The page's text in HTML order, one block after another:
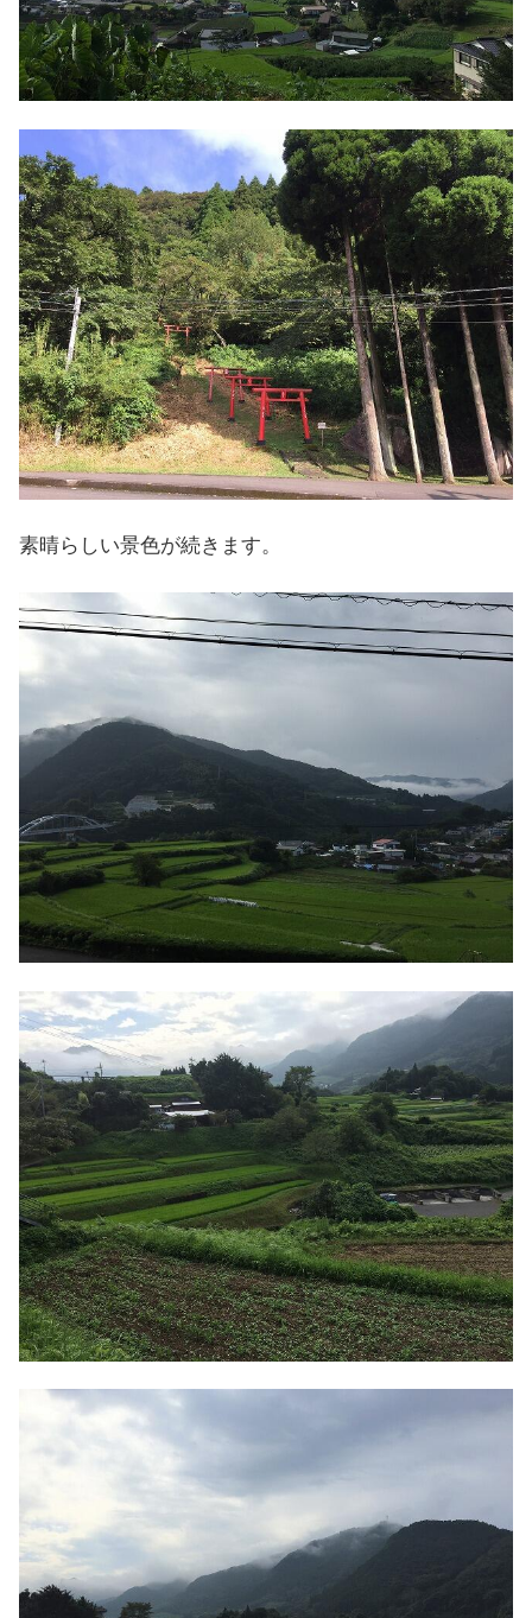
素晴らしい景色が続きます。